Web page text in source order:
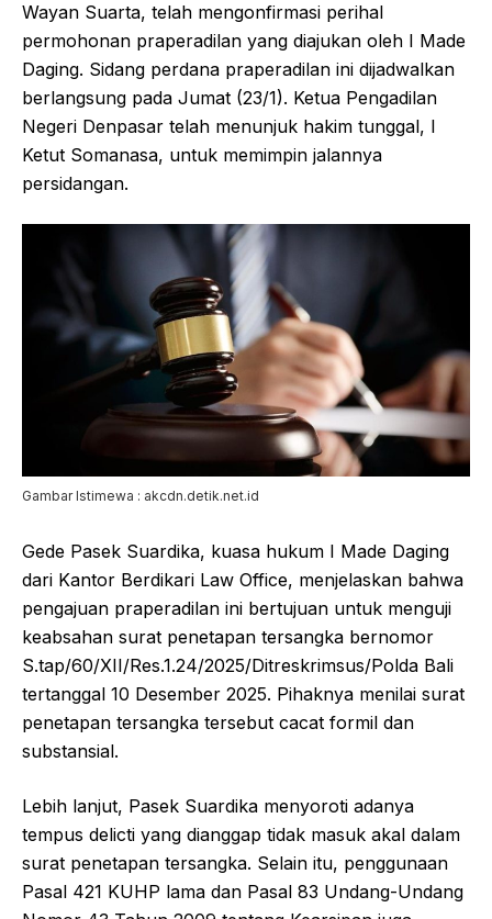
Wayan Suarta, telah mengonfirmasi perihal
permohonan praperadilan yang diajukan oleh I Made
Daging. Sidang perdana praperadilan ini dijadwalkan
berlangsung pada Jumat (23/1). Ketua Pengadilan
Negeri Denpasar telah menunjuk hakim tunggal, I
Ketut Somanasa, untuk memimpin jalannya
persidangan.
Gambar Istimewa : akcdn.detik.net.id
Gede Pasek Suardika, kuasa hukum I Made Daging
dari Kantor Berdikari Law Office, menjelaskan bahwa
pengajuan praperadilan ini bertujuan untuk menguji
keabsahan surat penetapan tersangka bernomor
S.tap/60/XII/Res.1.24/2025/Ditreskrimsus/Polda Bali
tertanggal 10 Desember 2025. Pihaknya menilai surat
penetapan tersangka tersebut cacat formil dan
substansial.
Lebih lanjut, Pasek Suardika menyoroti adanya
tempus delicti yang dianggap tidak masuk akal dalam
surat penetapan tersangka. Selain itu, penggunaan
Pasal 421 KUHP lama dan Pasal 83 Undang-Undang